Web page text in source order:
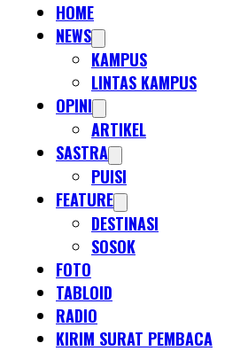
HOME
NEWS
KAMPUS
LINTAS KAMPUS
OPINI
ARTIKEL
SASTRA
PUISI
FEATURE
DESTINASI
SOSOK
FOTO
TABLOID
RADIO
KIRIM SURAT PEMBACA